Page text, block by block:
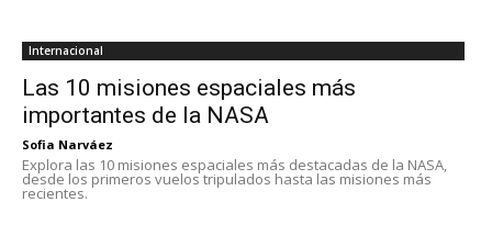
Internacional
Las 10 misiones espaciales más
importantes de la NASA
Sofia Narváez
Explora las 10 misiones espaciales más destacadas de la NASA,
desde los primeros vuelos tripulados hasta las misiones más
recientes.